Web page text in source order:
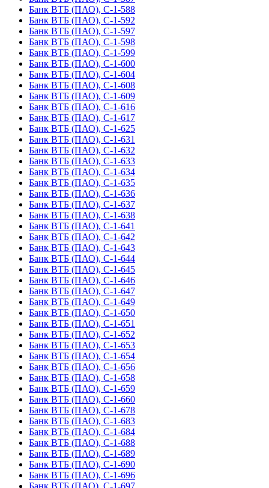
Банк ВТБ (ПАО), С-1-588
Банк ВТБ (ПАО), С-1-592
Банк ВТБ (ПАО), С-1-597
Банк ВТБ (ПАО), С-1-598
Банк ВТБ (ПАО), С-1-599
Банк ВТБ (ПАО), С-1-600
Банк ВТБ (ПАО), С-1-604
Банк ВТБ (ПАО), С-1-608
Банк ВТБ (ПАО), С-1-609
Банк ВТБ (ПАО), С-1-616
Банк ВТБ (ПАО), С-1-617
Банк ВТБ (ПАО), С-1-625
Банк ВТБ (ПАО), С-1-631
Банк ВТБ (ПАО), С-1-632
Банк ВТБ (ПАО), С-1-633
Банк ВТБ (ПАО), С-1-634
Банк ВТБ (ПАО), С-1-635
Банк ВТБ (ПАО), С-1-636
Банк ВТБ (ПАО), С-1-637
Банк ВТБ (ПАО), С-1-638
Банк ВТБ (ПАО), С-1-641
Банк ВТБ (ПАО), С-1-642
Банк ВТБ (ПАО), С-1-643
Банк ВТБ (ПАО), С-1-644
Банк ВТБ (ПАО), С-1-645
Банк ВТБ (ПАО), С-1-646
Банк ВТБ (ПАО), С-1-647
Банк ВТБ (ПАО), С-1-649
Банк ВТБ (ПАО), С-1-650
Банк ВТБ (ПАО), С-1-651
Банк ВТБ (ПАО), С-1-652
Банк ВТБ (ПАО), С-1-653
Банк ВТБ (ПАО), С-1-654
Банк ВТБ (ПАО), С-1-656
Банк ВТБ (ПАО), С-1-658
Банк ВТБ (ПАО), С-1-659
Банк ВТБ (ПАО), С-1-660
Банк ВТБ (ПАО), С-1-678
Банк ВТБ (ПАО), С-1-683
Банк ВТБ (ПАО), С-1-684
Банк ВТБ (ПАО), С-1-688
Банк ВТБ (ПАО), С-1-689
Банк ВТБ (ПАО), С-1-690
Банк ВТБ (ПАО), С-1-696
Банк ВТБ (ПАО), С-1-697